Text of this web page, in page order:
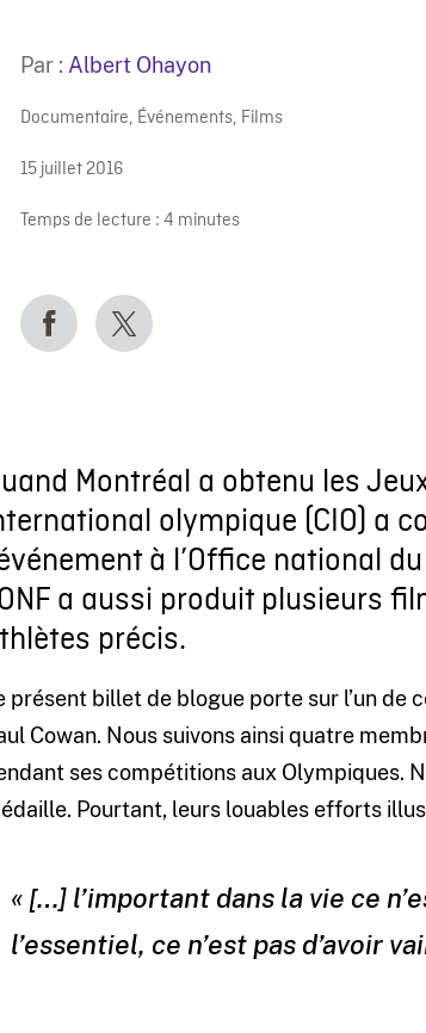
Par : Albert Ohayon
Documentaire, Événements, Films
15 juillet 2016
Temps de lecture : 4 minutes
Montréal a obtenu les
olympique (CIO) a
à l’Office national
a aussi produit plusieurs
précis.
présent billet de blogue porte sur l’un de
Cowan. Nous suivons ainsi quatre
ses compétitions aux Olympiques.
Pourtant, leurs louables efforts
« […] l’important dans la vie ce
l’essentiel, ce n’est pas d’avoir